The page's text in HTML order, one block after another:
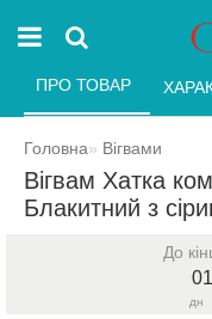
Головна Вігвами
Вігвам Хатка
Блакитний з
ПРО ТОВАР
До
01
дн